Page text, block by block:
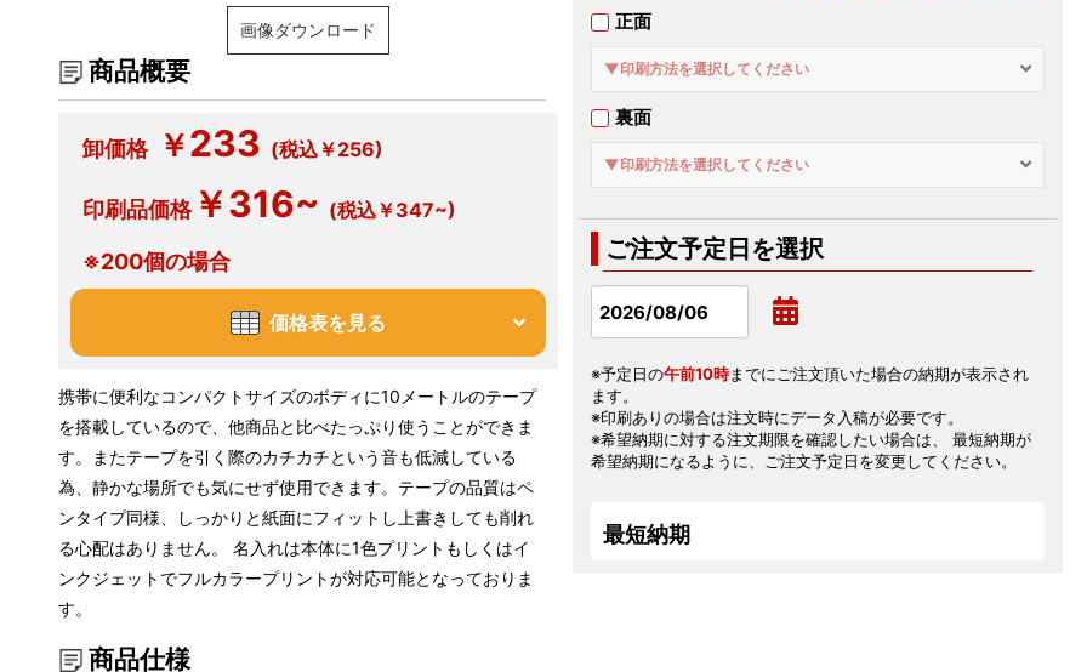
画像ダウンロード
商品概要
卸価格 ￥233 (税込￥256)
印刷品価格￥316~ (税込￥347~)
※200個の場合
価格表を見る
携帯に便利なコンパクトサイズのボディに10メートルのテープ
を搭載しているので、他商品と比べたっぷり使うことができま
す。またテープを引く際のカチカチという音も低減している
為、静かな場所でも気にせず使用できます。テープの品質はペ
ンタイプ同様、しっかりと紙面にフィットし上書きしても削れ
る心配はありません。 名入れは本体に1色プリントもしくはイ
ンクジェットでフルカラープリントが対応可能となっておりま
す。
商品仕様
正面
▼印刷方法を選択してください
裏面
▼印刷方法を選択してください
ご注文予定日を選択
※予定日の午前10時までにご注文頂いた場合の納期が表示され
ます。
※印刷ありの場合は注文時にデータ入稿が必要です。
※希望納期に対する注文期限を確認したい場合は、 最短納期が
希望納期になるように、ご注文予定日を変更してください。
最短納期